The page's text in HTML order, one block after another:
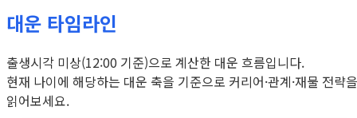
대운 타임라인
출생시각 미상(12:00 기준)으로 계산한 대운 흐름입니다.
현재 나이에 해당하는 대운 축을 기준으로 커리어·관계·재물 전략을
읽어보세요.